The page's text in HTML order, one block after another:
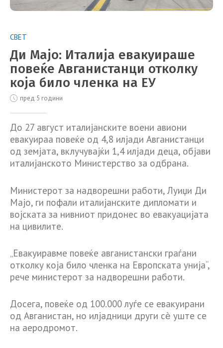
СВЕТ
Ди Мајо: Италија евакуираше
повеќе Авганистанци отколку
која било членка на ЕУ
пред 5 години
До 27 август италијанските воени авиони
евакуираа повеќе од 4,8 илјади Авганистанци
од земјата, вклучувајќи 1,4 илјади деца, објави
италијанското Министерство за одбрана.
Министерот за надворешни работи, Луиџи Ди
Мајо, ги пофали италијанските дипломати и
војската за нивниот придонес во евакуацијата
на цивилите.
„Евакуиравме повеќе авганистански граѓани
отколку која било членка на Европската унија“,
рече министерот за надворешни работи.
Досега, повеќе од 100.000 луѓе се евакуирани
од Авганистан, но илјадници други сѐ уште се
на аеродромот.